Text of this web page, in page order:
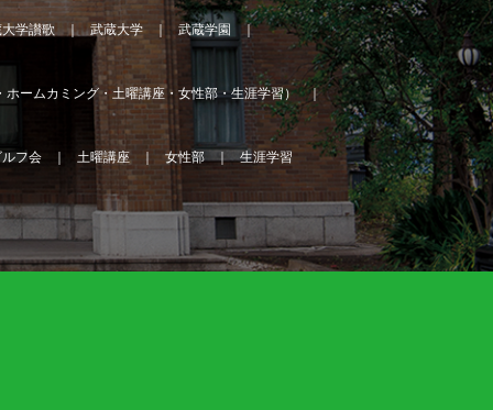
学讃歌 武蔵大学 武蔵学園
ホームカミング・土曜講座・女性部・生涯学習）
フ会 土曜講座 女性部 生涯学習